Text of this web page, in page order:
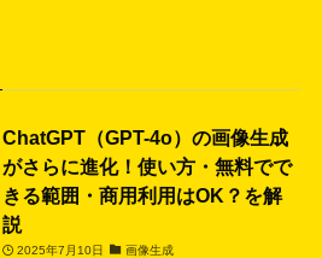
ChatGPT（GPT-4o）の画像生成
がさらに進化！使い方・無料でで
きる範囲・商用利用はOK？を解
説
2025年7月10日 画像生成